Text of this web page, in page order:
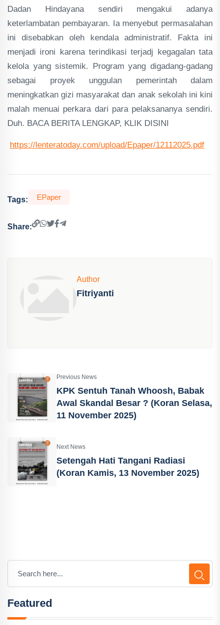
Dadan Hindayana sendiri mengakui adanya
keterlambatan pembayaran. Ia menyebut permasalahan
ini disebabkan oleh kendala administratif. Fakta ini
menjadi ironi karena terindikasi terjadj kegagalan tata
kelola yang sistemik. Program yang digadang-gadang
sebagai proyek unggulan pemerintah dalam
meningkatkan gizi masyarakat dan anak sekolah ini kini
malah menuai perkara dari para pelaksananya sendiri.
Duh. BACA BERITA LENGKAP, KLIK DISINI
https://lenteratoday.com/upload/Epaper/12112025.pdf
Tags: EPaper
Share:
Author
Fitriyanti
Previous News
KPK Sentuh Tanah Whoosh, Babak
Awal Skandal Besar ? (Koran Selasa,
11 November 2025)
Next News
Setengah Hati Tangani Radiasi
(Koran Kamis, 13 November 2025)
Featured